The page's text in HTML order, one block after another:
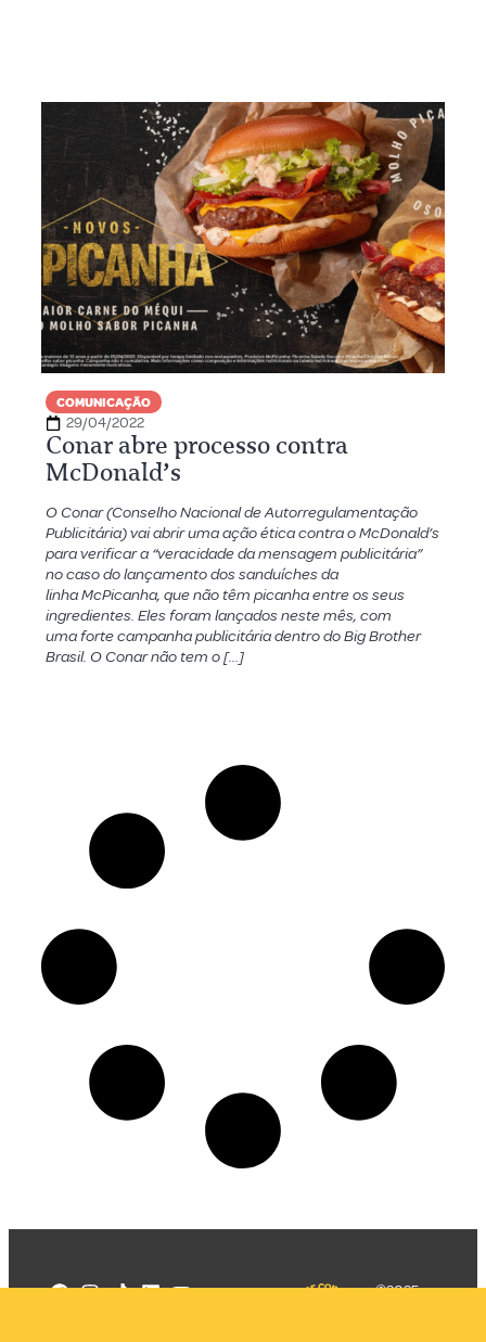
COMUNICAÇÃO
29/04/2022
Conar abre processo contra
McDonald’s
O Conar (Conselho Nacional de Autorregulamentação
Publicitária) vai abrir uma ação ética contra o McDonald’s
para verificar a “veracidade da mensagem publicitária”
no caso do lançamento dos sanduíches da
linha McPicanha, que não têm picanha entre os seus
ingredientes. Eles foram lançados neste mês, com
uma forte campanha publicitária dentro do Big Brother
Brasil. O Conar não tem o […]
©2025